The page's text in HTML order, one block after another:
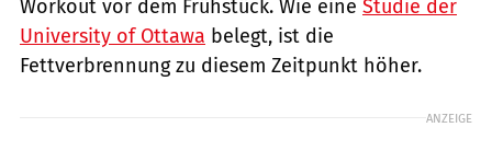
Workout vor dem Frühstück. Wie eine Studie der
University of Ottawa belegt, ist die
Fettverbrennung zu diesem Zeitpunkt höher.
ANZEIGE